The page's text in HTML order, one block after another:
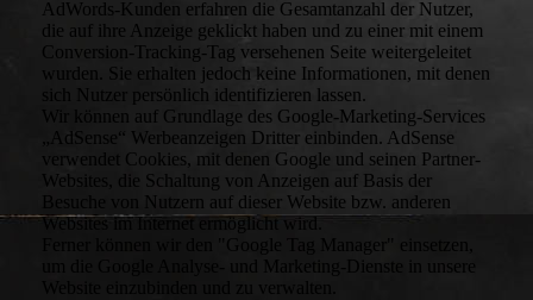
AdWords-Kunden erfahren die Gesamtanzahl der Nutzer,
die auf ihre Anzeige geklickt haben und zu einer mit einem
Conversion-Tracking-Tag versehenen Seite weitergeleitet
wurden. Sie erhalten jedoch keine Informationen, mit denen
sich Nutzer persönlich identifizieren lassen.
Wir können auf Grundlage des Google-Marketing-Services
„AdSense“ Werbeanzeigen Dritter einbinden. AdSense
verwendet Cookies, mit denen Google und seinen Partner-
Websites, die Schaltung von Anzeigen auf Basis der
Besuche von Nutzern auf dieser Website bzw. anderen
Websites im Internet ermöglicht wird.
Ferner können wir den "Google Tag Manager" einsetzen,
um die Google Analyse- und Marketing-Dienste in unsere
Website einzubinden und zu verwalten.